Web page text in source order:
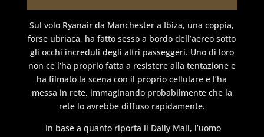
Sul volo Ryanair da Manchester a Ibiza, una coppia,
forse ubriaca, ha fatto sesso a bordo dell’aereo sotto
gli occhi increduli degli altri passeggeri. Uno di loro
non ce l’ha proprio fatta a resistere alla tentazione e
ha filmato la scena con il proprio cellulare e l’ha
messa in rete, immaginando probabilmente che la
rete lo avrebbe diffuso rapidamente.
In base a quanto riporta il Daily Mail, l’uomo